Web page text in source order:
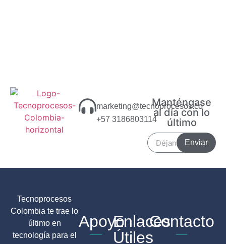
marketing@tecnoprocesos.co
+57 3186803114
Manténgase
al día con lo
último
Enviar
Tecnoprocesos
Colombia te trae lo
último en
tecnología para el
ApoyoEnlaces
Útiles
Contacto